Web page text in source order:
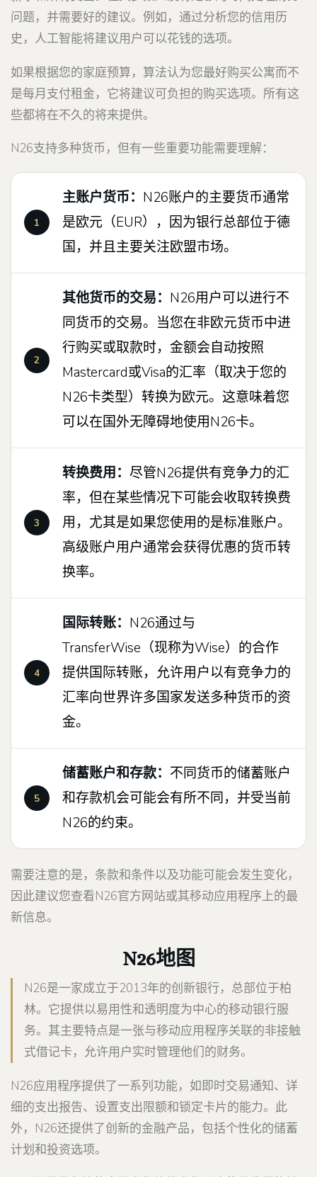
问题，并需要好的建议。例如，通过分析您的信用历
史，人工智能将建议用户可以花钱的选项。
如果根据您的家庭预算，算法认为您最好购买公寓而不
是每月支付租金，它将建议可负担的购买选项。所有这
些都将在不久的将来提供。
N26支持多种货币，但有一些重要功能需要理解：
主账户货币： N26账户的主要货币通常
是欧元（EUR），因为银行总部位于德
国，并且主要关注欧盟市场。
其他货币的交易： N26用户可以进行不
同货币的交易。当您在非欧元货币中进
行购买或取款时，金额会自动按照
Mastercard或Visa的汇率（取决于您的
N26卡类型）转换为欧元。这意味着您
可以在国外无障碍地使用N26卡。
转换费用： 尽管N26提供有竞争力的汇
率，但在某些情况下可能会收取转换费
用，尤其是如果您使用的是标准账户。
高级账户用户通常会获得优惠的货币转
换率。
国际转账： N26通过与
TransferWise（现称为Wise）的合作
提供国际转账，允许用户以有竞争力的
汇率向世界许多国家发送多种货币的资
金。
储蓄账户和存款： 不同货币的储蓄账户
和存款机会可能会有所不同，并受当前
N26的约束。
需要注意的是，条款和条件以及功能可能会发生变化，
因此建议您查看N26官方网站或其移动应用程序上的最
新信息。
N26地图
N26是一家成立于2013年的创新银行，总部位于柏
林。它提供以易用性和透明度为中心的移动银行服
务。其主要特点是一张与移动应用程序关联的非接触
式借记卡，允许用户实时管理他们的财务。
N26应用程序提供了一系列功能，如即时交易通知、详
细的支出报告、设置支出限额和锁定卡片的能力。此
外，N26还提供了创新的金融产品，包括个性化的储蓄
计划和投资选项。